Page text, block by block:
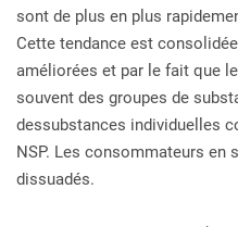
sont de plus en plus
Cette tendance est
améliorées et par le fait que
souvent des groupes de
dessubstances individuelles
NSP. Les consommateurs en
dissuadés.